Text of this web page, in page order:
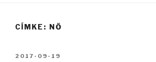
CÍMKE: NŐ
BEKÜLDVE:
2017-09-19